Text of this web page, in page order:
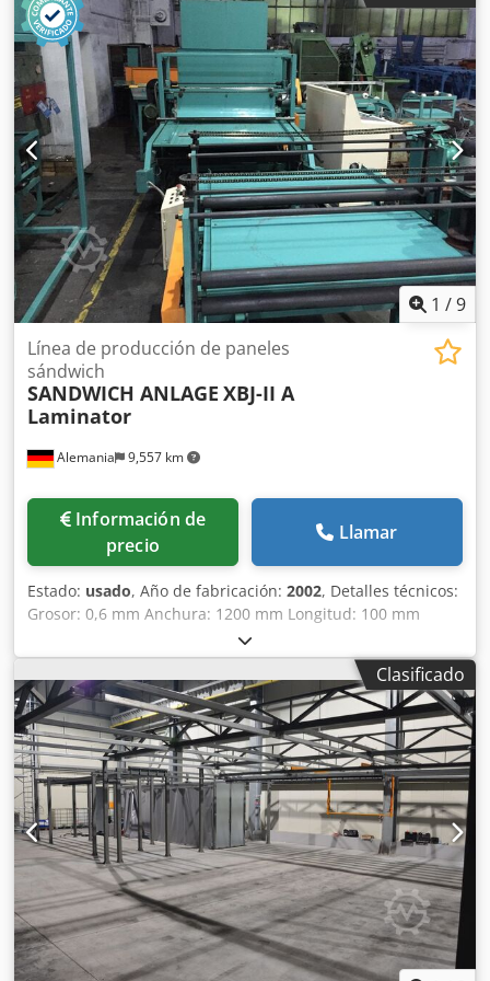
1 /9
Alemania 9,557 km
Línea de producción de paneles
sándwich
SANDWICH ANLAGE XBJ-II A
Laminator
Información de
precio
Llamar
Estado: usado, Año de fabricación: 2002, Detalles técnicos:
Grosor: 0,6 mm Anchura: 1200 mm Longitud: 100 mm
Velocidad de trabajo: 1,5 - 3 m/min Potencia motor de
accionamiento: 45 kw Aire comprimido: 7 bar Peso total
aprox.: 4500 kg Dimensiones de la máquina aprox. LxAxA:
total: 20 m / 2,6 m / 3 m m Nuestra oferta incluye 2 piezas
de MÁQUINAS DE PEGADO DE PANELES DE ACABADO
COMPLETO SANDWICH. El sistema es especialmente
adecuado para la producción de paneles laminados
ligeros. La línea consta de un sistema de alimentación
(cinta transportadora) para el material, un sistema de
corte, un sistema de perfilado y un sistema de control
electrónico. El sistema tiene una longitud de unos 20,0
metros, una anchura de unos 2,6 metros y una altura de
unos 3,0 metros. El peso total del sistema es de
aproximadamente 4,5 toneladas. El material utilizado para
las capas interiores es poliestireno ignífugo u otros
Clasificado